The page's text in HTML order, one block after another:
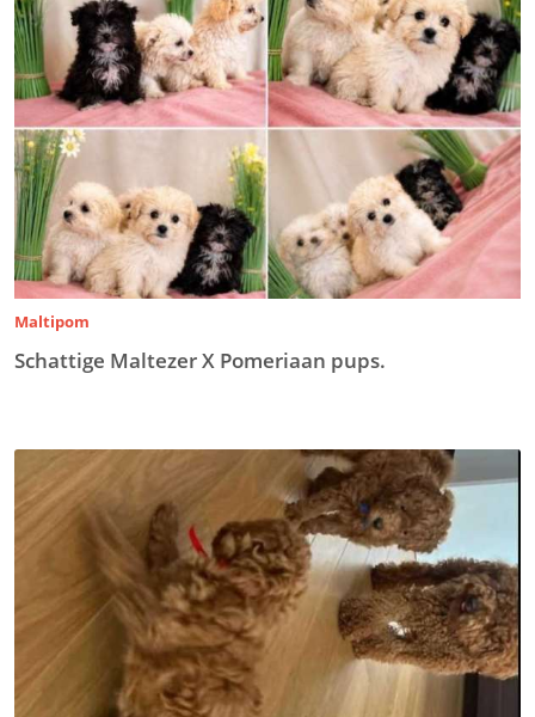
Maltipom
Schattige Maltezer X Pomeriaan pups.